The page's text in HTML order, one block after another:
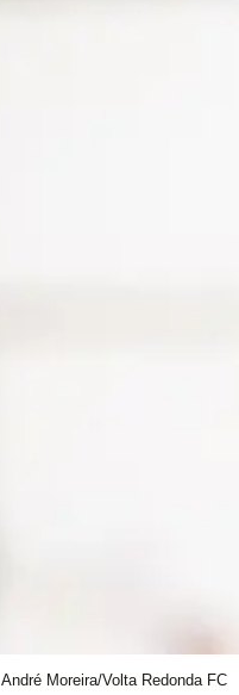
André Moreira/Volta Redonda FC